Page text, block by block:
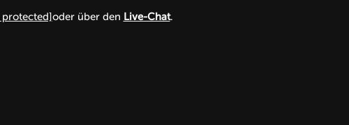
oder über den Live-Chat.